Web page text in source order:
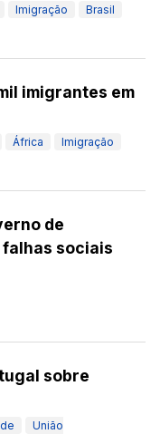
Imigração Brasil
imigrantes em
África Imigração
de
sociais
sobre
União